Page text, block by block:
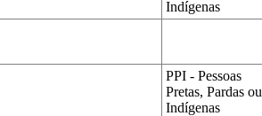
Indígenas
PPI - Pessoas
Pretas, Pardas ou
Indígenas